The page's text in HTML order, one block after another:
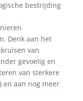
bestrijding
Denk aan het
van
gevoelig en
van sterkere
en aan nog meer